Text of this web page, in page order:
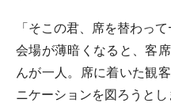
「そこの君、席を替わって
会場が薄暗くなると、客
んが一人。席に着いた観
ニケーションを図ろうとし